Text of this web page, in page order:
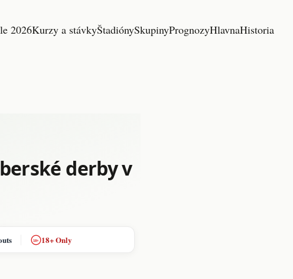
2026Kurzy a stávkyŠtadiónySkupinyPrognozyHlavnaHistoria
derby v
18+ 18+ Only